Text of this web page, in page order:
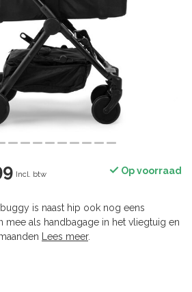
Incl. btw Op voorraad
is naast hip ook nog eens
mee als handbagage in het vliegtuig en
Lees meer.